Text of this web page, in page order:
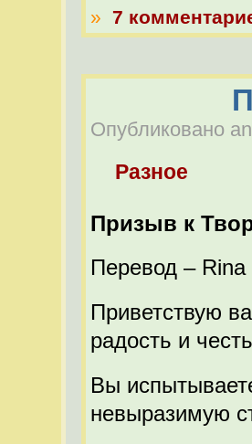
» 7
Опубликовано
Разное
Призыв к
Перевод – Rina
Приветствую
радость и
Вы
невыразимую